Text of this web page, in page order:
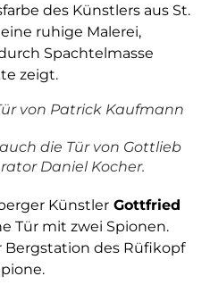
des Künstlers aus St.
ruhige Malerei,
Spachtelmasse
zeigt.
von Patrick Kaufmann
die Tür von Gottlieb
Daniel Kocher.
Künstler Gottfried
Tür mit zwei Spionen.
des Rüfikopf